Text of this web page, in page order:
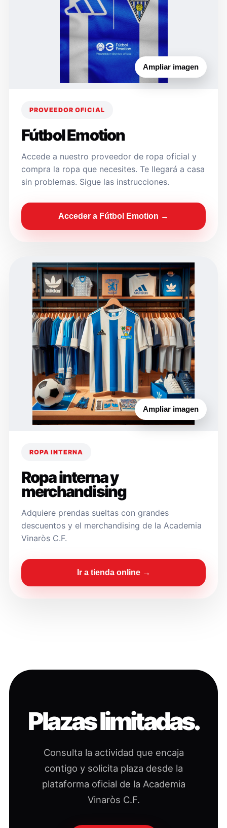
Ampliar imagen
PROVEEDOR OFICIAL
Fútbol Emotion
Accede a nuestro proveedor de ropa oficial y
compra la ropa que necesites. Te llegará a casa
sin problemas. Sigue las instrucciones.
Acceder a Fútbol Emotion →
Ampliar imagen
ROPA INTERNA
Ropa interna y
merchandising
Adquiere prendas sueltas con grandes
descuentos y el merchandising de la Academia
Vinaròs C.F.
Ir a tienda online →
Plazas limitadas.
Consulta la actividad que encaja
contigo y solicita plaza desde la
plataforma oficial de la Academia
Vinaròs C.F.